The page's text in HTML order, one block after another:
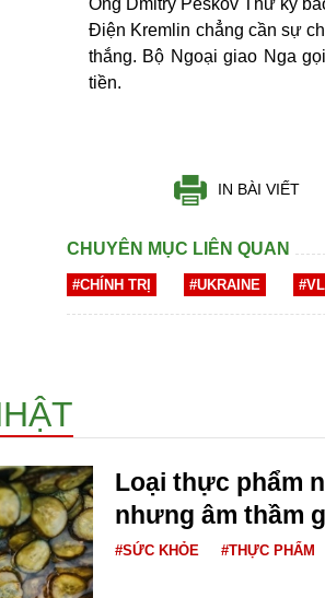
Điện Kremlin chẳng cần sự
thắng. Bộ Ngoại giao Nga
tiền.
IN BÀI VIẾT
CHUYÊN MỤC LIÊN QUAN
#CHÍNH TRỊ #UKRAINE
Loại thực phẩm
nhưng âm thầm
#SỨC KHỎE #THỰC PHẨM